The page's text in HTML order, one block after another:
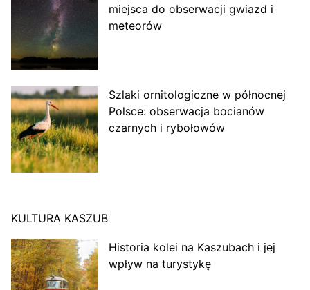
miejsca do obserwacji gwiazd i
meteorów
Szlaki ornitologiczne w północnej
Polsce: obserwacja bocianów
czarnych i rybołowów
KULTURA KASZUB
Historia kolei na Kaszubach i jej
wpływ na turystykę